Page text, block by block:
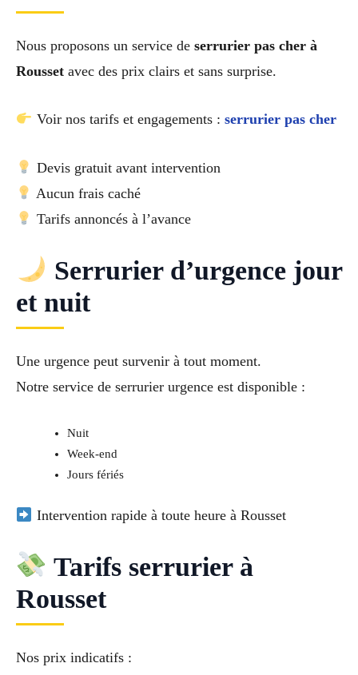
Nous proposons un service de serrurier pas cher à
Rousset avec des prix clairs et sans surprise.
Voir nos tarifs et engagements : serrurier pas cher
Devis gratuit avant intervention
Aucun frais caché
Tarifs annoncés à l’avance
Serrurier d’urgence jour
et nuit
Une urgence peut survenir à tout moment.
Notre service de serrurier urgence est disponible :
Nuit
Week-end
Jours fériés
Intervention rapide à toute heure à Rousset
Tarifs serrurier à
Rousset
Nos prix indicatifs :